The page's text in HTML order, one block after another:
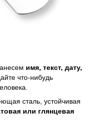
имя, текст, дату,
что-нибудь
сталь, устойчивая
или глянцевая